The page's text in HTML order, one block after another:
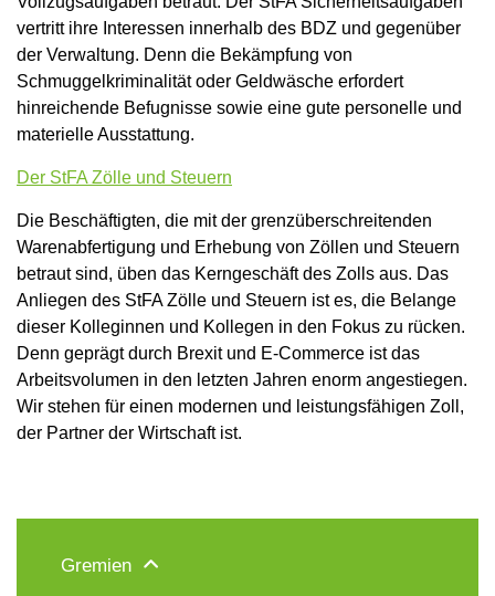
vertritt ihre Interessen innerhalb des BDZ und gegenüber
der Verwaltung. Denn die Bekämpfung von
Schmuggelkriminalität oder Geldwäsche erfordert
hinreichende Befugnisse sowie eine gute personelle und
materielle Ausstattung.
Der StFA Zölle und Steuern
Die Beschäftigten, die mit der grenzüberschreitenden
Warenabfertigung und Erhebung von Zöllen und Steuern
betraut sind, üben das Kerngeschäft des Zolls aus. Das
Anliegen des StFA Zölle und Steuern ist es, die Belange
dieser Kolleginnen und Kollegen in den Fokus zu rücken.
Denn geprägt durch Brexit und E-Commerce ist das
Arbeitsvolumen in den letzten Jahren enorm angestiegen.
Wir stehen für einen modernen und leistungsfähigen Zoll,
der Partner der Wirtschaft ist.
Gremien